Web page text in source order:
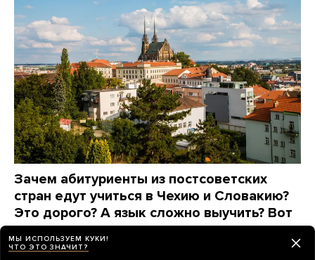
Зачем абитуриенты из постсоветских
стран едут учиться в Чехию и Словакию?
Это дорого? А язык сложно выучить? Вот
что говорят они сами
ПАРТНЕРСКИЙ МАТЕРИАЛ
МЫ ИСПОЛЬЗУЕМ КУКИ!
ЧТО ЭТО ЗНАЧИТ?